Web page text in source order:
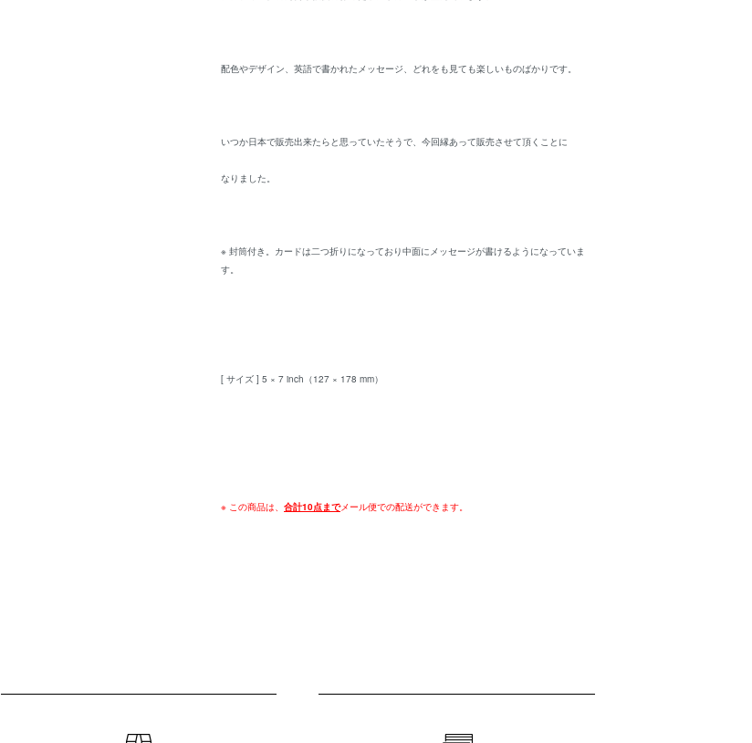
配色やデザイン、英語で書かれたメッセージ、どれをも見ても楽しいものばかりです。
いつか日本で販売出来たらと思っていたそうで、今回縁あって販売させて頂くことに
なりました。
※ 封筒付き。カードは二つ折りになっており中面にメッセージが書けるようになっていま
す。
[ サイズ ] 5 × 7 inch（127 × 178 mm）
※ この商品は、 合計10点までメール便での配送ができます。